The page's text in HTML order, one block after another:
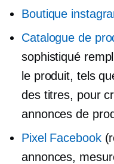
Boutique
Catalogue de
sophistiqué
le produit, tels
des titres, pour
annonces de
Pixel Facebook
annonces,